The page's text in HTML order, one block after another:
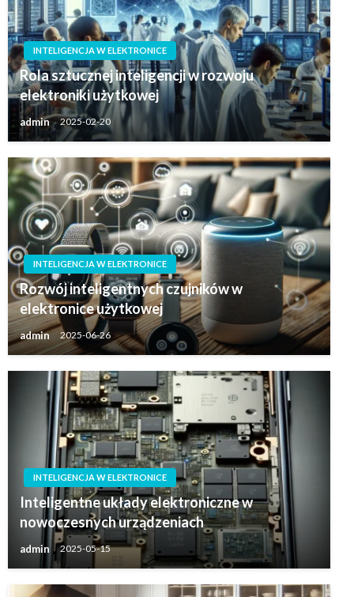
INTELIGENCJA W ELEKTRONICE
Rola sztucznej inteligencji w rozwoju
elektroniki użytkowej
admin 2025-02-20
INTELIGENCJA W ELEKTRONICE
Rozwój inteligentnych czujników w
elektronice użytkowej
admin 2025-06-26
INTELIGENCJA W ELEKTRONICE
Inteligentne układy elektroniczne w
nowoczesnych urządzeniach
admin 2025-05-15